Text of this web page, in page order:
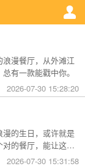
漫餐厅，从外滩江
有一款能戳中你。
2026-07-30 15:28:20
的生日，或许就是
的餐厅，能让这一
市灯火的高空秘境，
2026-07-30 15:31:58